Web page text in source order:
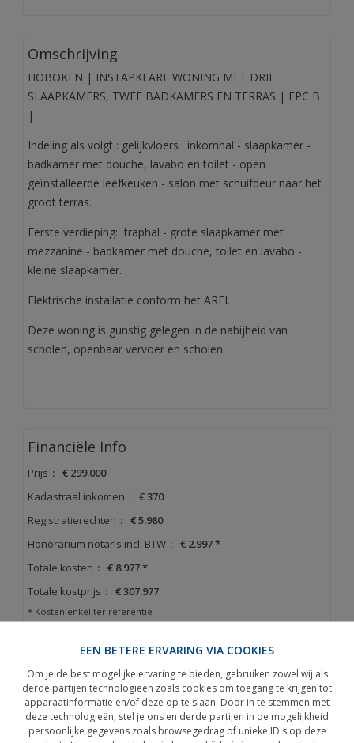
Omschrijving
HOBOKEN | INSTAPKLARE WONING MET DRIE
SLAAPKAMERS, TWEE BADKAMERS EN TERRAS | EPC B
|
Indeling als volgt : gelijkvloers : inkomhal - slaapkamer -
badkamer met douche, lavabo en toilet - open
geïnstalleerde leefkeuken - salon met schuifdeur naar het
groot terras.
Eerste verdieping: traphal - grote slaapkamer met
mezzanine - badkamer met douche, toilet en lavabo -
kleine slaapkamer.
Elektrische installatie conform het AREI.
Deze woning is gunstig gelegen in de nabijheid van
scholen, openbaar vervoer en scholen.
Financiële Info
Prijs : € 299.000
Kadastraal inkomen : € 370
Registratierechten : € 5.980
Honorarium notaris incl. BTW : € 2.997 *
Totale kosten : € 8.977 *
Totale kostprijs : € 307.977
* Kosten enkel ter referentie
Energie certificaat
EPC No.20260324-0003831161-RES-1
EPC : 199 kWh/m².jaar
EEN BETERE ERVARING VIA COOKIES
Om je de best mogelijke ervaring te bieden, gebruiken zowel wij als
derde partijen technologieën zoals cookies om toegang te krijgen tot
apparaatinformatie en/of deze op te slaan. Door in te stemmen met
deze technologieën, stel je ons en derde partijen in de mogelijkheid
persoonlijke gegevens zoals browsegedrag of unieke ID's op deze